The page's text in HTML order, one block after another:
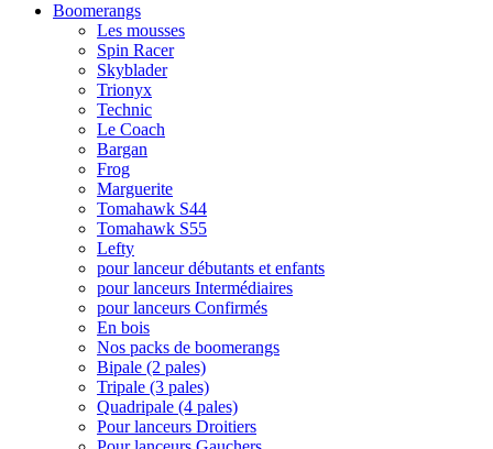
Boomerangs
Les mousses
Spin Racer
Skyblader
Trionyx
Technic
Le Coach
Bargan
Frog
Marguerite
Tomahawk S44
Tomahawk S55
Lefty
pour lanceur débutants et enfants
pour lanceurs Intermédiaires
pour lanceurs Confirmés
En bois
Nos packs de boomerangs
Bipale (2 pales)
Tripale (3 pales)
Quadripale (4 pales)
Pour lanceurs Droitiers